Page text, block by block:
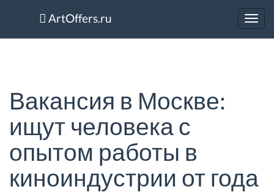
ArtOffers.ru
Вакансия в Москве:
ищут человека с
опытом работы в
киноиндустрии от года